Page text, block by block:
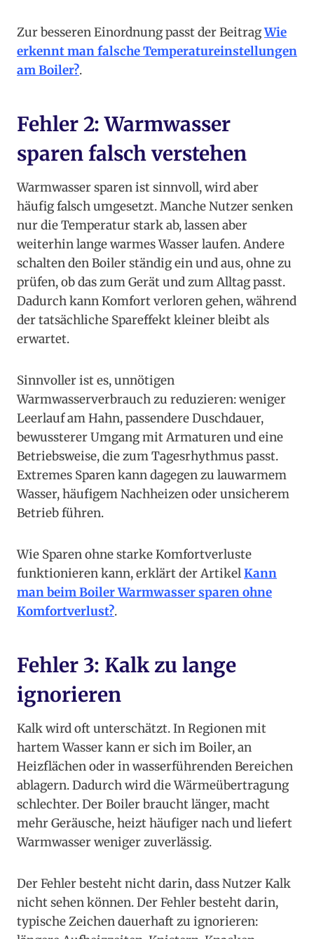
Zur besseren Einordnung passt der BeitragWie
erkennt man falsche Temperatureinstellungen
am Boiler?.
Fehler 2: Warmwasser
sparen falsch verstehen
Warmwasser sparen ist sinnvoll, wird aber
häufig falsch umgesetzt. Manche Nutzer senken
nur die Temperatur stark ab, lassen aber
weiterhin lange warmes Wasser laufen. Andere
schalten den Boiler ständig ein und aus, ohne zu
prüfen, ob das zum Gerät und zum Alltag passt.
Dadurch kann Komfort verloren gehen, während
der tatsächliche Spareffekt kleiner bleibt als
erwartet.
Sinnvoller ist es, unnötigen
Warmwasserverbrauch zu reduzieren: weniger
Leerlauf am Hahn, passendere Duschdauer,
bewussterer Umgang mit Armaturen und eine
Betriebsweise, die zum Tagesrhythmus passt.
Extremes Sparen kann dagegen zu lauwarmem
Wasser, häufigem Nachheizen oder unsicherem
Betrieb führen.
Wie Sparen ohne starke Komfortverluste
funktionieren kann, erklärt der ArtikelKann
man beim Boiler Warmwasser sparen ohne
Komfortverlust?.
Fehler 3: Kalk zu lange
ignorieren
Kalk wird oft unterschätzt. In Regionen mit
hartem Wasser kann er sich im Boiler, an
Heizflächen oder in wasserführenden Bereichen
ablagern. Dadurch wird die Wärmeübertragung
schlechter. Der Boiler braucht länger, macht
mehr Geräusche, heizt häufiger nach und liefert
Warmwasser weniger zuverlässig.
Der Fehler besteht nicht darin, dass Nutzer Kalk
nicht sehen können. Der Fehler besteht darin,
typische Zeichen dauerhaft zu ignorieren: